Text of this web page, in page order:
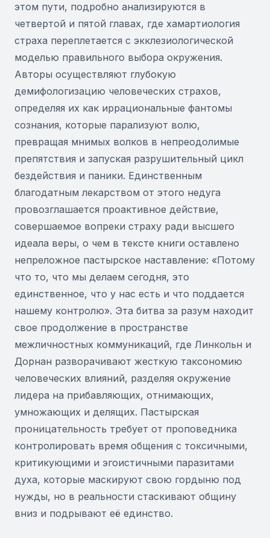
этом пути, подробно анализируются в
четвертой и пятой главах, где хамартиология
страха переплетается с экклезиологической
моделью правильного выбора окружения.
Авторы осуществляют глубокую
демифологизацию человеческих страхов,
определяя их как иррациональные фантомы
сознания, которые парализуют волю,
превращая мнимых волков в непреодолимые
препятствия и запуская разрушительный цикл
бездействия и паники. Единственным
благодатным лекарством от этого недуга
провозглашается проактивное действие,
совершаемое вопреки страху ради высшего
идеала веры, о чем в тексте книги оставлено
непреложное пастырское наставление: «Потому
что то, что мы делаем сегодня, это
единственное, что у нас есть и что поддается
нашему контролю». Эта битва за разум находит
свое продолжение в пространстве
межличностных коммуникаций, где Линкольн и
Дорнан разворачивают жесткую таксономию
человеческих влияний, разделяя окружение
лидера на прибавляющих, отнимающих,
умножающих и делящих. Пастырская
проницательность требует от проповедника
контролировать время общения с токсичными,
критикующими и эгоистичными паразитами
духа, которые маскируют свою гордыню под
нужды, но в реальности стаскивают общину
вниз и подрывают её единство.